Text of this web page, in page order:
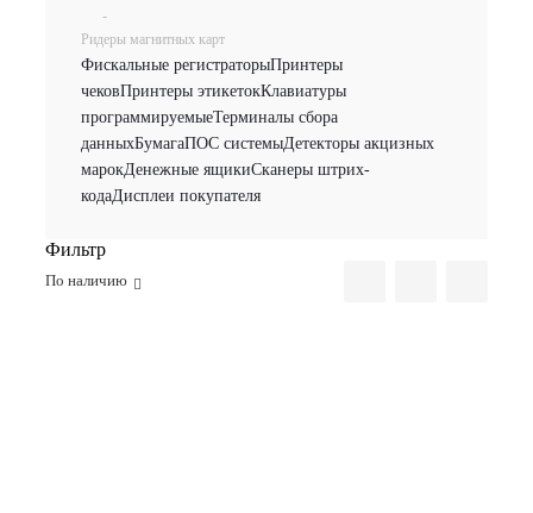
-
Ридеры магнитных карт
Фискальные регистраторыПринтеры
чековПринтеры этикетокКлавиатуры
программируемыеТерминалы сбора
данныхБумагаПОС системыДетекторы акцизных
марокДенежные ящикиСканеры штрих-
кодаДисплеи покупателя
Фильтр
По наличию